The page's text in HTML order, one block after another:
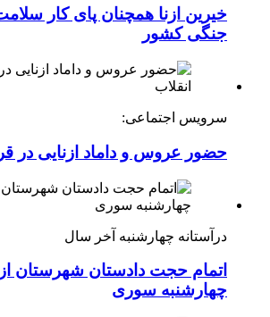
خیرین ازنا همچنان پای کار
جنگی کشور
سرویس اجتماعی:
حضور عروس و داماد ازنایی در
درآستانه چهارشنبه آخر سال
اتمام حجت دادستان شهرستان
چهارشنبه ‌سوری